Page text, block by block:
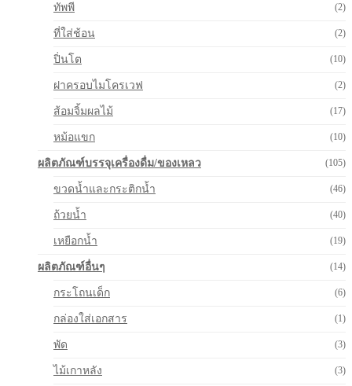
ทัพพี (2)
ที่ใส่ช้อน (2)
ปิ่นโต (10)
ฝาครอบไมโครเวฟ (2)
ส้อมจิ้มผลไม้ (17)
หม้อแขก (10)
ผลิตภัณฑ์บรรจุเครื่องดื่ม/ของเหลว (105)
ขวดน้ำและกระติกน้ำ (46)
ถ้วยน้ำ (40)
เหยือกน้ำ (19)
ผลิตภัณฑ์อื่นๆ (14)
กระโถนเด็ก (6)
กล่องใส่เอกสาร (1)
พัด (3)
ไม้เกาหลัง (3)